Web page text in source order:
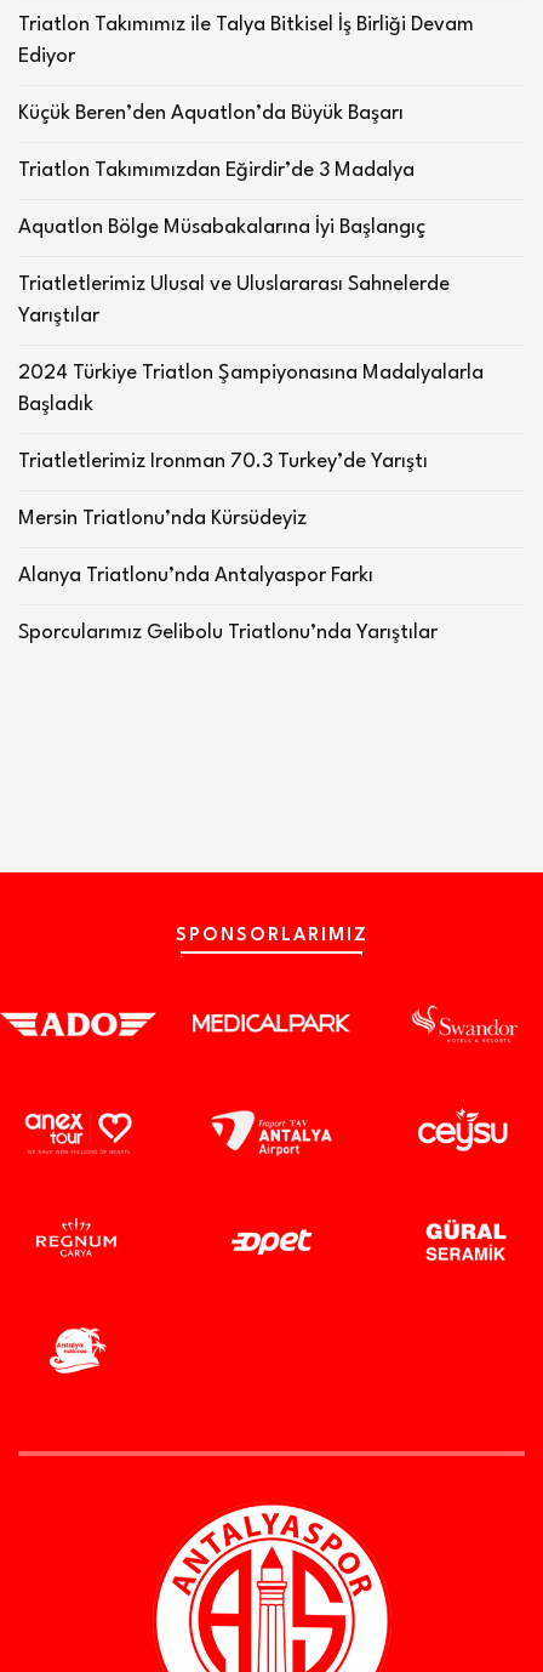
Triatlon Takımımız ile Talya Bitkisel İş Birliği Devam
Ediyor
Küçük Beren’den Aquatlon’da Büyük Başarı
Triatlon Takımımızdan Eğirdir’de 3 Madalya
Aquatlon Bölge Müsabakalarına İyi Başlangıç
Triatletlerimiz Ulusal ve Uluslararası Sahnelerde
Yarıştılar
2024 Türkiye Triatlon Şampiyonasına Madalyalarla
Başladık
Triatletlerimiz Ironman 70.3 Turkey’de Yarıştı
Mersin Triatlonu’nda Kürsüdeyiz
Alanya Triatlonu’nda Antalyaspor Farkı
Sporcularımız Gelibolu Triatlonu’nda Yarıştılar
SPONSORLARIMIZ